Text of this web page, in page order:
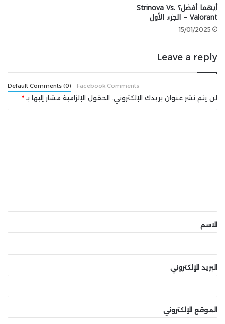
أيهما أفضل؟ Strinova Vs.
Valorant – الجزء الأول
15/01/2025
Leave a reply
Default Comments (0) Facebook Comments
لن يتم نشر عنوان بريدك الإلكتروني. الحقول الإلزامية مشار إليها بـ*
*الاسم
البريد الإلكتروني
الموقع الإلكتروني